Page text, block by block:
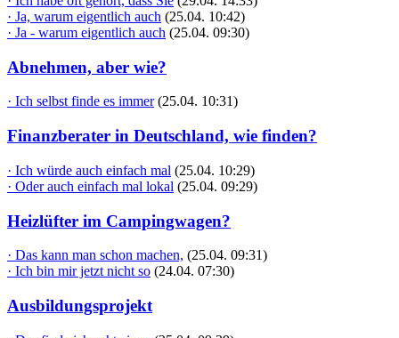
· Ja, warum eigentlich auch (25.04. 10:42)
· Ja - warum eigentlich auch (25.04. 09:30)
Abnehmen, aber wie?
· Ich selbst finde es immer (25.04. 10:31)
Finanzberater in Deutschland, wie finden?
· Ich würde auch einfach mal (25.04. 10:29)
· Oder auch einfach mal lokal (25.04. 09:29)
Heizlüfter im Campingwagen?
· Das kann man schon machen, (25.04. 09:31)
· Ich bin mir jetzt nicht so (24.04. 07:30)
Ausbildungsprojekt